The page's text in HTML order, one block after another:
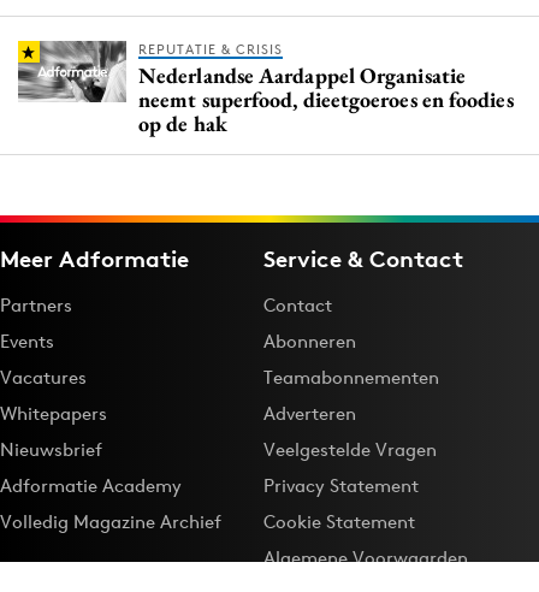
REPUTATIE & CRISIS
Nederlandse Aardappel Organisatie
neemt superfood, dieetgoeroes en foodies
op de hak
Meer Adformatie
Partners
Events
Vacatures
Whitepapers
Nieuwsbrief
Adformatie Academy
Volledig Magazine Archief
Service & Contact
Contact
Abonneren
Teamabonnementen
Adverteren
Veelgestelde Vragen
Privacy Statement
Cookie Statement
Algemene Voorwaarden